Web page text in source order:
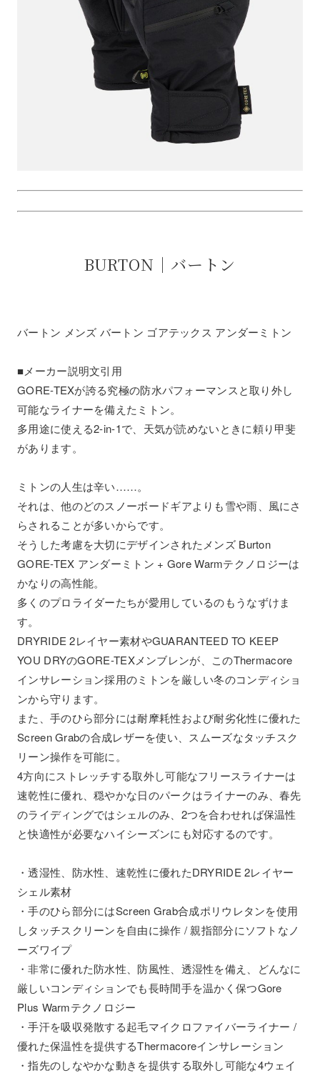
BURTON｜バートン
バートン メンズ バートン ゴアテックス アンダーミトン
■メーカー説明文引用
GORE-TEXが誇る究極の防水パフォーマンスと取り外し
可能なライナーを備えたミトン。
多用途に使える2-in-1で、天気が読めないときに頼り甲斐
があります。
ミトンの人生は辛い……。
それは、他のどのスノーボードギアよりも雪や雨、風にさ
らされることが多いからです。
そうした考慮を大切にデザインされたメンズ Burton
GORE-TEX アンダーミトン + Gore Warmテクノロジーは
かなりの高性能。
多くのプロライダーたちが愛用しているのもうなずけま
す。
DRYRIDE 2レイヤー素材やGUARANTEED TO KEEP
YOU DRYのGORE-TEXメンブレンが、このThermacore
インサレーション採用のミトンを厳しい冬のコンディショ
ンから守ります。
また、手のひら部分には耐摩耗性および耐劣化性に優れた
Screen Grabの合成レザーを使い、スムーズなタッチスク
リーン操作を可能に。
4方向にストレッチする取外し可能なフリースライナーは
速乾性に優れ、穏やかな日のパークはライナーのみ、春先
のライディングではシェルのみ、2つを合わせれば保温性
と快適性が必要なハイシーズンにも対応するのです。
・透湿性、防水性、速乾性に優れたDRYRIDE 2レイヤー
シェル素材
・手のひら部分にはScreen Grab合成ポリウレタンを使用
しタッチスクリーンを自由に操作 / 親指部分にソフトなノ
ーズワイプ
・非常に優れた防水性、防風性、透湿性を備え、どんなに
厳しいコンディションでも長時間手を温かく保つGore
Plus Warmテクノロジー
・手汗を吸収発散する起毛マイクロファイバーライナー /
優れた保温性を提供するThermacoreインサレーション
・指先のしなやかな動きを提供する取外し可能な4ウェイ